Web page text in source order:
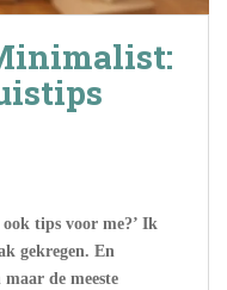
tips voor me?’ Ik
gekregen. En
de meeste